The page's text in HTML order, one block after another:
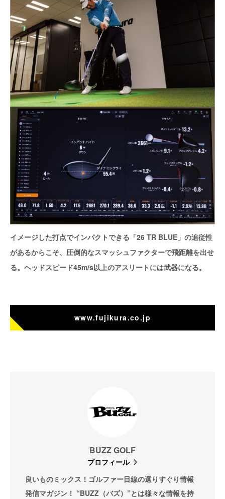
イメージした打点でインパクトできる「26 TR BLUE」の追従性
があるからこそ、圧倒的なスマッシュファクターで飛距離を出せ
る。ヘッドスピード45m/s以上のアスリートには武器になる。
www.fujikura.co.jp
BUZZ GOLF
プロフィール
良いものミックス！ゴルファー目線の選りすぐり情報
発信マガジン！ “BUZZ（バズ）”とは様々な情報を持